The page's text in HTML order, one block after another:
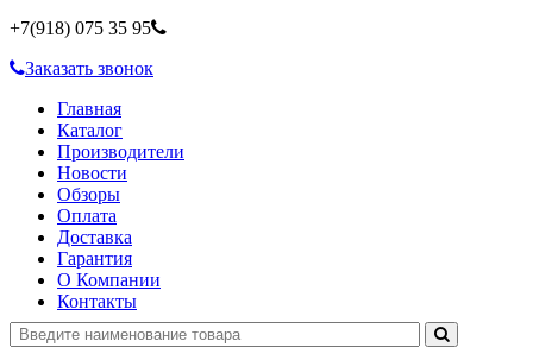
+7(918) 075 35 95
Заказать звонок
Главная
Каталог
Производители
Новости
Обзоры
Оплата
Доставка
Гарантия
О Компании
Контакты